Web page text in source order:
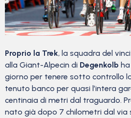
Proprio la Trek, la squadra del
alla Giant-Alpecin di Degenkolb
giorno per tenere sotto controllo
tenuto banco per quasi l’intera
centinaia di metri dal traguardo.
nato già dopo 7 chilometri dal via